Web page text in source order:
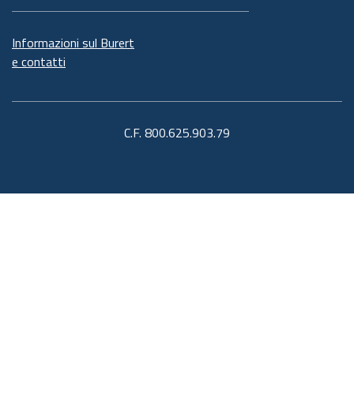
Informazioni sul Burert
e contatti
C.F. 800.625.903.79